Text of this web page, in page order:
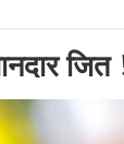
जित